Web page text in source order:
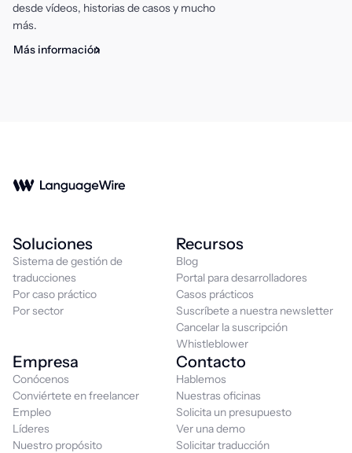
desde vídeos, historias de casos y mucho
más.
Más información
Soluciones
Sistema de gestión de
traducciones
Por caso práctico
Por sector
Recursos
Blog
Portal para desarrolladores
Casos prácticos
Suscríbete a nuestra newsletter
Cancelar la suscripción
Whistleblower
Empresa
Conócenos
Conviértete en freelancer
Empleo
Líderes
Nuestro propósito
Contacto
Hablemos
Nuestras oficinas
Solicita un presupuesto
Ver una demo
Solicitar traducción